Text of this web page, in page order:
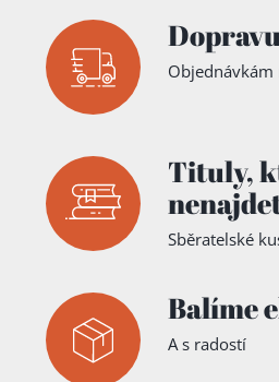
Objednávkám
Tituly,
Sběratelské
Balíme
A s radostí